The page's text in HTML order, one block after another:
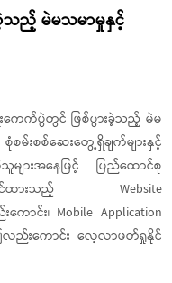
သည့် မဲမသမာမှုနှင့်
ကေက်ပွဲတွင် ဖြစ်ပွားခဲ့သည့် မဲမ
းစစ်ဆေးတွေ့ရှိချက်များနှင့်
ားအနေဖြင့် ပြည်ထောင်စု
ထားသည့် Website
ာင်း၊ Mobile Application
လည်းကောင်း လေ့လာဖတ်ရှုနိုင်